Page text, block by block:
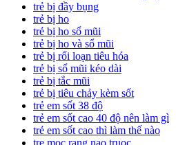
trẻ bị đầy bụng
trẻ bị ho
trẻ bị ho sổ mũi
trẻ bị ho và sổ mũi
trẻ bị rối loạn tiêu hóa
trẻ bị sổ mũi kéo dài
trẻ bị tắc mũi
trẻ bị tiêu chảy kèm sốt
trẻ em sốt 38 độ
trẻ em sốt cao 40 độ nên làm gì
trẻ em sốt cao thì làm thế nào
tre moc rang nao truoc